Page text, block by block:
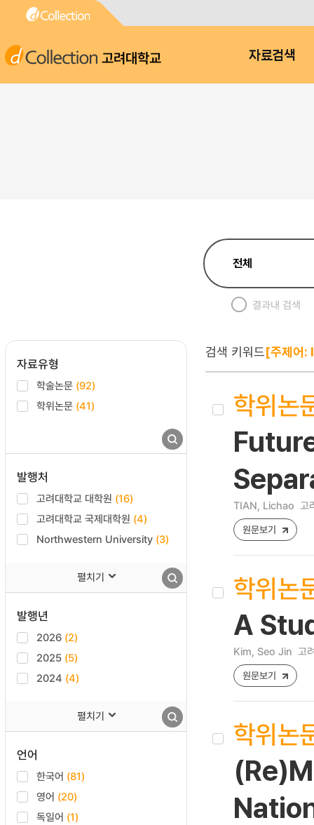
고려대학교 자료검색
결과내 검색
자료유형
학술논문 (92)
학위논문 (41)
발행처
고려대학교 대학원 (16)
고려대학교 국제대학원 (4)
Northwestern University (3)
펼치기
발행년
2026 (2)
2025 (5)
2024 (4)
펼치기
언어
한국어 (81)
영어 (20)
독일어 (1)
검색 키워드[주제어:
학위논
TIAN, Lichao 고
원문보기
학위논
A
Kim, Seo Jin 고
원문보기
학위논